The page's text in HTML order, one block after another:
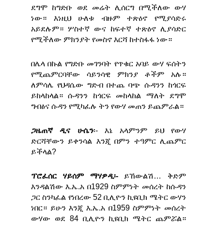
ደግሞ ከግድቡ ወደ መሬት ሊሰርግ በሚችለው ውሃ
ነው። እነዚህ ሁለቱ ብዙም ተጽዕኖ የሚያሳድሩ
አይደሉም። ሦስተኛ ውና ከፍተኛ ተጽዕኖ ሊያሳድር
የሚችለው ምክንያት የመስኖ እርሻ ከተስፋፋ ነው።
በሌላ በኩል የግድቡ መገንባት የጥቁር አባይ ውሃ ፍሰትን
የሚጨምርባቸው ሳይንሳዊ ምክንያ ቶችም አሉ።
ለምሳሌ የህዳሴው ግድብ በተጨ ባጭ ሱዳንን ከጎርፍ
ይከላከላል። ሱዳንን ከጎርፍ መከላከል ማለት ደግሞ
ግብፅና ሱዳን የሚካፈሉ ትን የውሃ መጠን ይጨምራል።
ጋዜጠኛ ዲና ሁሴን፡- እኔ አላምንም ይህ የውሃ
ድርሻቸውን ይቀንሳል እንጂ በምን ተዓምር ሊጨምር
ይችላል?
ፕሮፈሰር ሃይሰም ማሃዎዲ፡- ይኸውልሽ… ቅድም
እንዳልሽው እ.ኤ.አ በ1929 ስምምነት መሰረት ከሱዳን
ጋር ስንካፈል የነበረው 52 ቢሊዮን ኪዩቢክ ሜትር ውሃን
ነበር። ይሁን እንጂ እ.ኤ.አ በ1959 ስምምነት መሰረት
ውሃው ወደ 84 ቢሊዮን ኪዩቢክ ሜትር ጨምሯል።